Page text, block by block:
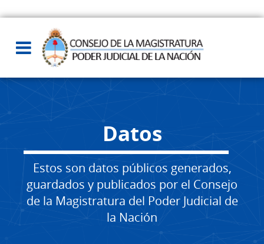
Datos
Estos son datos públicos generados,
guardados y publicados por el Consejo
de la Magistratura del Poder Judicial de
la Nación